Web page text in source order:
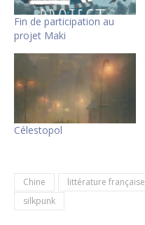
Fin de participation au
projet Maki
Célestopol
Chine littérature française
silkpunk